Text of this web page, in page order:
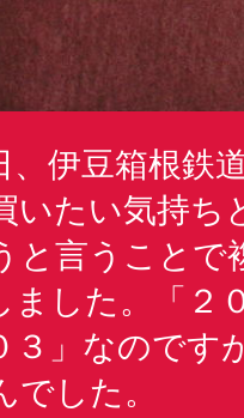
、伊豆箱根鉄
いたい気持ち
と言うことで
ました。「２
３」なので
した。